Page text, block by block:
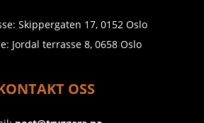
Skippergaten 17, 0152 Oslo
Jordal terrasse 8, 0658 Oslo
OSS